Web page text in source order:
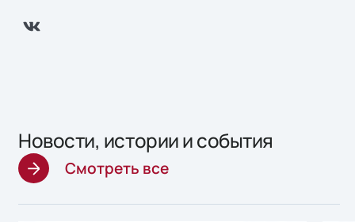
Новости, истории и события
Смотреть все